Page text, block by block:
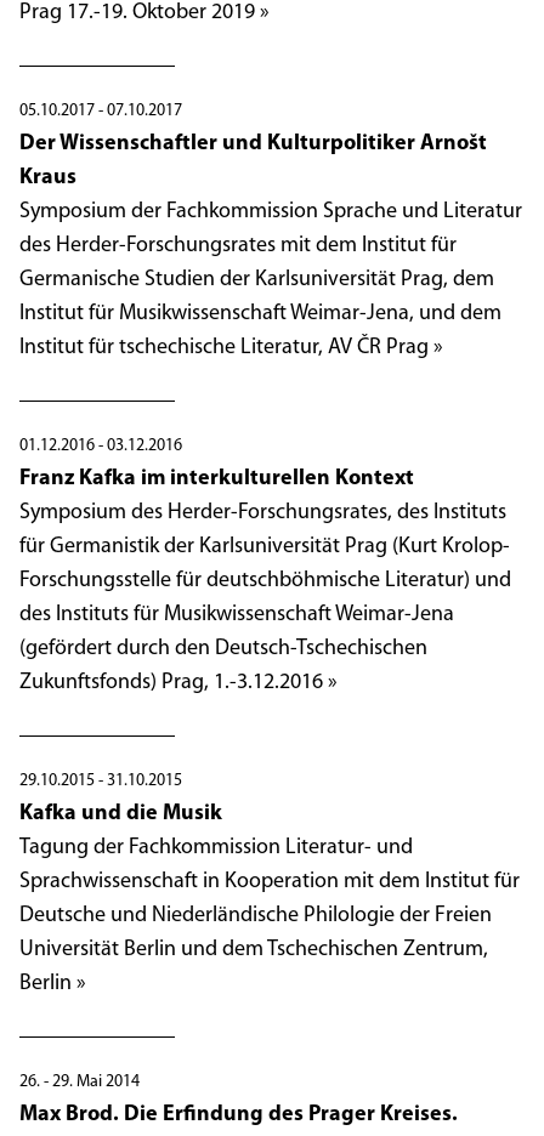
Prag 17.-19. Oktober 2019 »
05.10.2017 - 07.10.2017
Der Wissenschaftler und Kulturpolitiker Arnošt
Kraus
Symposium der Fachkommission Sprache und Literatur
des Herder-Forschungsrates mit dem Institut für
Germanische Studien der Karlsuniversität Prag, dem
Institut für Musikwissenschaft Weimar-Jena, und dem
Institut für tschechische Literatur, AV ČR Prag »
01.12.2016 - 03.12.2016
Franz Kafka im interkulturellen Kontext
Symposium des Herder-Forschungsrates, des Instituts
für Germanistik der Karlsuniversität Prag (Kurt Krolop-
Forschungsstelle für deutschböhmische Literatur) und
des Instituts für Musikwissenschaft Weimar-Jena
(gefördert durch den Deutsch-Tschechischen
Zukunftsfonds) Prag, 1.-3.12.2016 »
29.10.2015 - 31.10.2015
Kafka und die Musik
Tagung der Fachkommission Literatur- und
Sprachwissenschaft in Kooperation mit dem Institut für
Deutsche und Niederländische Philologie der Freien
Universität Berlin und dem Tschechischen Zentrum,
Berlin »
26. - 29. Mai 2014
Max Brod. Die Erfindung des Prager Kreises.